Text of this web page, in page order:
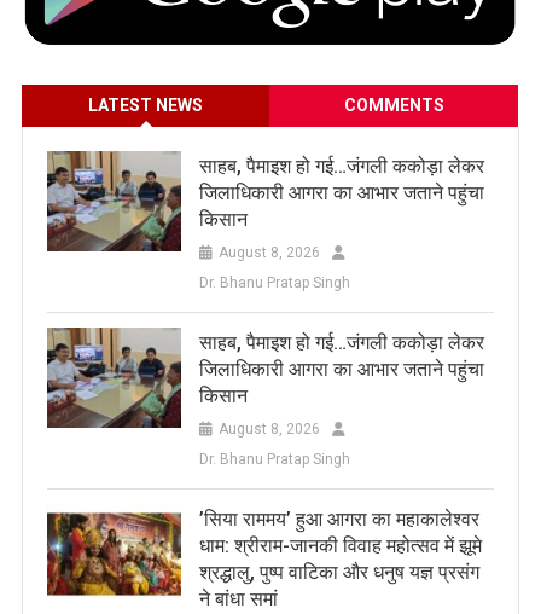
LATEST NEWS COMMENTS
साहब, पैमाइश हो गई…जंगली ककोड़ा लेकर
जिलाधिकारी आगरा का आभार जताने पहुंचा
किसान
August 8, 2026
Dr. Bhanu Pratap Singh
साहब, पैमाइश हो गई…जंगली ककोड़ा लेकर
जिलाधिकारी आगरा का आभार जताने पहुंचा
किसान
August 8, 2026
Dr. Bhanu Pratap Singh
​’सिया राममय’ हुआ आगरा का महाकालेश्वर
धाम: श्रीराम-जानकी विवाह महोत्सव में झूमे
श्रद्धालु, पुष्प वाटिका और धनुष यज्ञ प्रसंग
ने बांधा समां